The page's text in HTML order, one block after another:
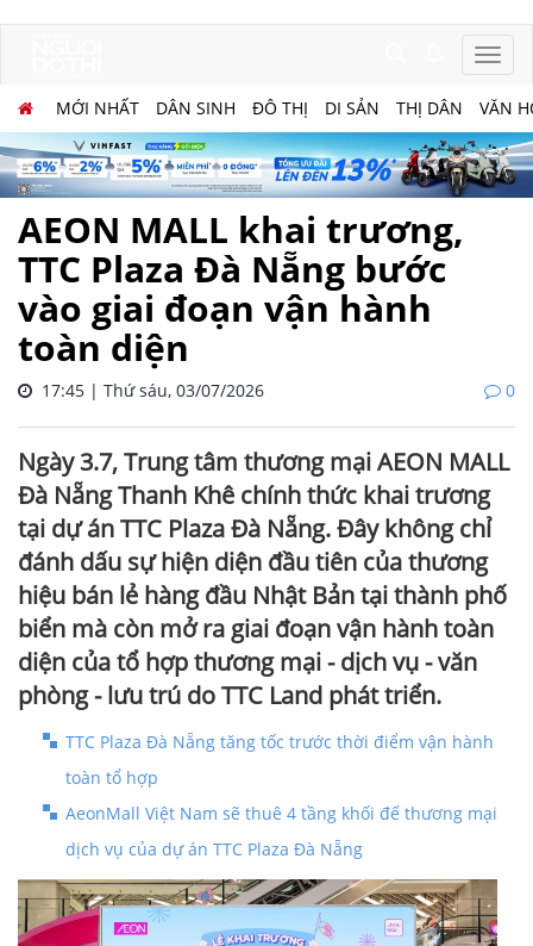
MỚI NHẤT DÂN SINH ĐÔ THỊ DI SẢN THỊ DÂN VĂN
AEON MALL khai trương,
TTC Plaza Đà Nẵng bước
vào giai đoạn vận hành
toàn diện
17:45 | Thứ sáu, 03/07/2026 0
Ngày 3.7, Trung tâm thương mại AEON MALL
Đà Nẵng Thanh Khê chính thức khai trương
tại dự án TTC Plaza Đà Nẵng. Đây không chỉ
đánh dấu sự hiện diện đầu tiên của thương
hiệu bán lẻ hàng đầu Nhật Bản tại thành phố
biển mà còn mở ra giai đoạn vận hành toàn
diện của tổ hợp thương mại - dịch vụ - văn
phòng - lưu trú do TTC Land phát triển.
TTC Plaza Đà Nẵng tăng tốc trước thời điểm vận hành
toàn tổ hợp
AeonMall Việt Nam sẽ thuê 4 tầng khối đế thương mại
dịch vụ của dự án TTC Plaza Đà Nẵng